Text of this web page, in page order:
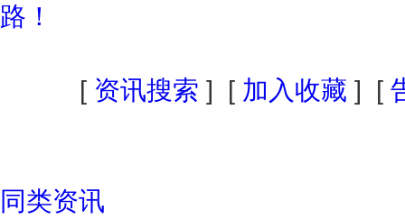
路！
[ 资讯搜索 ] [ 加入收藏 ] [
同类资讯